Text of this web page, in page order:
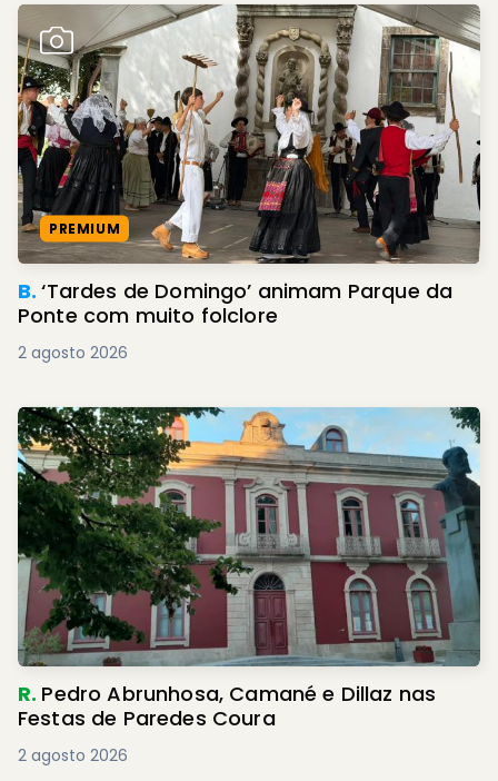
PREMIUM
B.‘Tardes de Domingo’ animam Parque da
Ponte com muito folclore
2 agosto 2026
R. Pedro Abrunhosa, Camané e Dillaz nas
Festas de Paredes Coura
2 agosto 2026